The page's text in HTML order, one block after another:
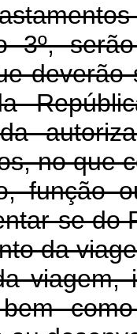
3º,
no que
função
se do
da
viagem,
bem